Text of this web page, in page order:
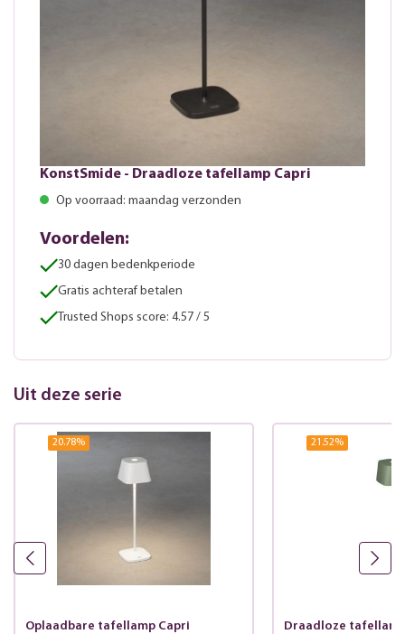
KonstSmide - Draadloze tafellamp Capri
Op voorraad: maandag verzonden
Voordelen:
30 dagen bedenkperiode
Gratis achteraf betalen
Trusted Shops score: 4.57 / 5
Uit deze serie
20.78%
Oplaadbare tafellamp Capri
21.52%
Draadloze